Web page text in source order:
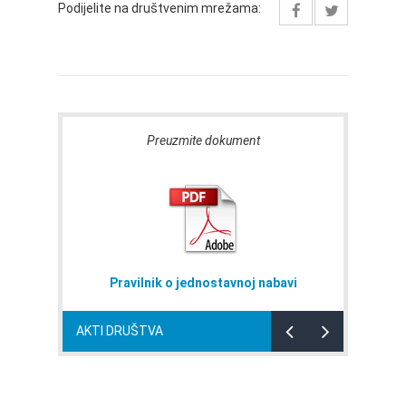
Podijelite na društvenim mrežama:
AKTI DRUŠTVA
Preuzmite dokument
Pravilnik o jednostavnoj nabavi